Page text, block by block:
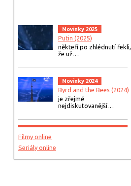
Novinky 2025
Putin (2025)
někteří po zhlédnutí řekli,
že už…
Novinky 2024
Byrd and the Bees (2024)
je zřejmě
nejdiskutovanější…
Filmy online
Seriály online